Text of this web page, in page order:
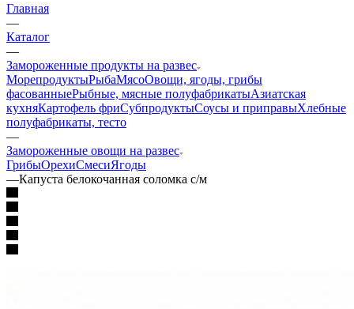
Главная
—
Каталог
—
Замороженные продукты на развес
МорепродуктыРыбаМясоОвощи, ягоды, грибы
фасованныеРыбные, мясные полуфабрикатыАзиатская
кухняКартофель фриСубпродуктыСоусы и приправыХлебные
полуфабрикаты, тесто
—
Замороженные овощи на развес
ГрибыОрехиСмесиЯгоды
—Капуста белокочанная соломка с/м